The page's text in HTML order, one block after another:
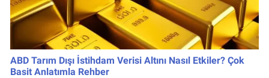
ABD Tarım Dışı İstihdam Verisi Altını Nasıl Etkiler? Çok
Basit Anlatımla Rehber